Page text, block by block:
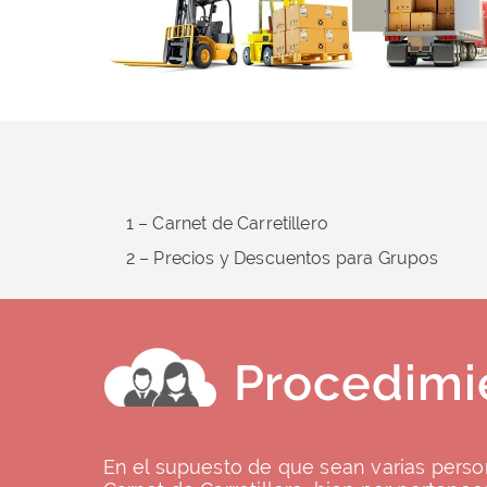
1 – Carnet de Carretillero
2 – Precios y Descuentos para Grupos
En el supuesto de que sean varias